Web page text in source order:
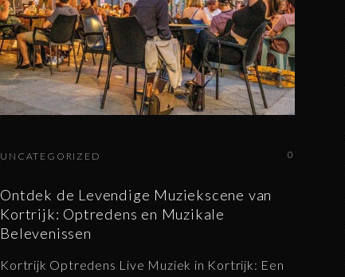
0
UNCATEGORIZED
Ontdek de Levendige Muziekscene van
Kortrijk: Optredens en Muzikale
Belevenissen
Kortrijk Optredens Live Muziek in Kortrijk: Een